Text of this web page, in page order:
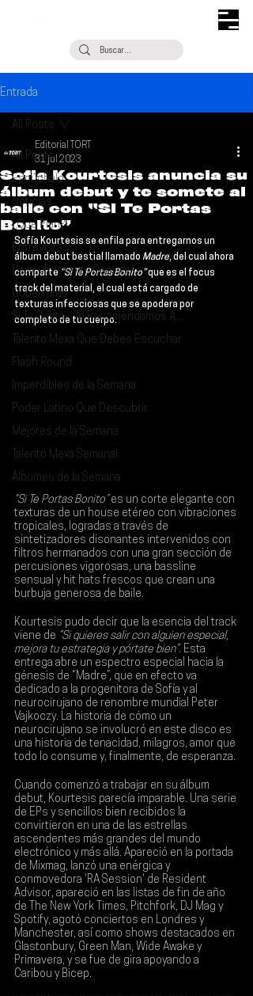
Entrada
All Posts
Escúchalo
Noticias
¿Qué Plan?
Entrevistas
Descubrimiento Semanal
Coberturas
Si Te Gusta... Te Recomendamos A...
Talento Mexa Que Debes Escuchar
Flash Round
Imperdibles de la Semana
Poder Latino Que Descubrir
Mejores de la Semana
Talento Mexa Semanal
Álbumes de la Semana
All Posts
Sofia Kourtesis anuncia su
álbum debut y te somete al
baile con “Si Te Portas
Bonito”
Editorial TORT
31 jul 2023
Sofía Kourtesis se enfila para entregarnos un
álbum debut bestial llamado Madre, del cual ahora
comparte “Si Te Portas Bonito” que es el focus
track del material, el cual está cargado de
texturas infecciosas que se apodera por
completo de tu cuerpo.
“Si Te Portas Bonito” es un corte elegante con
texturas de un house etéreo con vibraciones
tropicales, logradas a través de
sintetizadores disonantes intervenidos con
filtros hermanados con una gran sección de
percusiones vigorosas, una bassline
sensual y hit hats frescos que crean una
burbuja generosa de baile.
Kourtesis pudo decir que la esencia del track
viene de “Si quieres salir con alguien especial,
mejora tu estrategia y pórtate bien”. Esta
entrega abre un espectro especial hacia la
génesis de “Madre”, que en efecto va
dedicado a la progenitora de Sofía y al
neurocirujano de renombre mundial Peter
Vajkoczy. La historia de cómo un
neurocirujano se involucró en este disco es
una historia de tenacidad, milagros, amor que
todo lo consume y, finalmente, de esperanza.
Cuando comenzó a trabajar en su álbum
debut, Kourtesis parecía imparable. Una serie
de EPs y sencillos bien recibidos la
convirtieron en una de las estrellas
ascendentes más grandes del mundo
electrónico y más allá. Apareció en la portada
de Mixmag, lanzó una enérgica y
conmovedora 'RA Session' de Resident
Advisor, apareció en las listas de fin de año
de The New York Times, Pitchfork, DJ Mag y
Spotify, agotó conciertos en Londres y
Manchester, así como shows destacados en
Glastonbury, Green Man, Wide Awake y
Primavera, y se fue de gira apoyando a
Caribou y Bicep.